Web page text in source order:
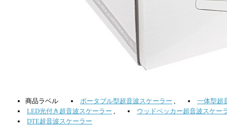
商品ラベル ポータブル型超音波スケーラー ,
一体型超
LED光付き超音波スケーラー ,
ウッドペッカー超音波スケー
DTE超音波スケーラー